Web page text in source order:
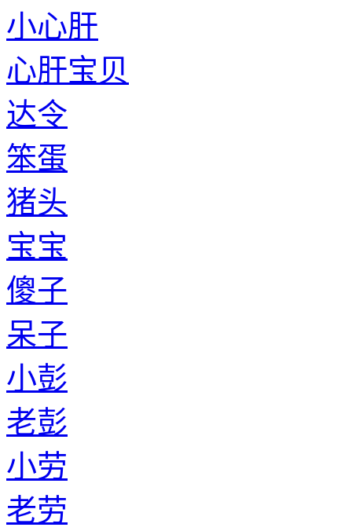
小心肝
心肝宝贝
达令
笨蛋
猪头
宝宝
傻子
呆子
小彭
老彭
小劳
老劳